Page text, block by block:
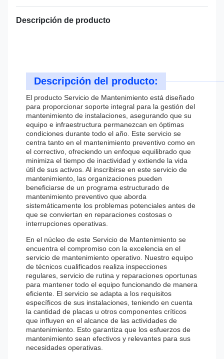
Descripción de producto
Descripción del producto:
El producto Servicio de Mantenimiento está diseñado
para proporcionar soporte integral para la gestión del
mantenimiento de instalaciones, asegurando que su
equipo e infraestructura permanezcan en óptimas
condiciones durante todo el año. Este servicio se
centra tanto en el mantenimiento preventivo como en
el correctivo, ofreciendo un enfoque equilibrado que
minimiza el tiempo de inactividad y extiende la vida
útil de sus activos. Al inscribirse en este servicio de
mantenimiento, las organizaciones pueden
beneficiarse de un programa estructurado de
mantenimiento preventivo que aborda
sistemáticamente los problemas potenciales antes de
que se conviertan en reparaciones costosas o
interrupciones operativas.
En el núcleo de este Servicio de Mantenimiento se
encuentra el compromiso con la excelencia en el
servicio de mantenimiento operativo. Nuestro equipo
de técnicos cualificados realiza inspecciones
regulares, servicio de rutina y reparaciones oportunas
para mantener todo el equipo funcionando de manera
eficiente. El servicio se adapta a los requisitos
específicos de sus instalaciones, teniendo en cuenta
la cantidad de placas u otros componentes críticos
que influyen en el alcance de las actividades de
mantenimiento. Esto garantiza que los esfuerzos de
mantenimiento sean efectivos y relevantes para sus
necesidades operativas.